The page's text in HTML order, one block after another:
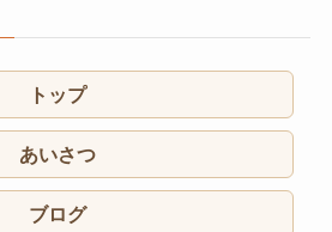
トップ
あいさつ
ブログ